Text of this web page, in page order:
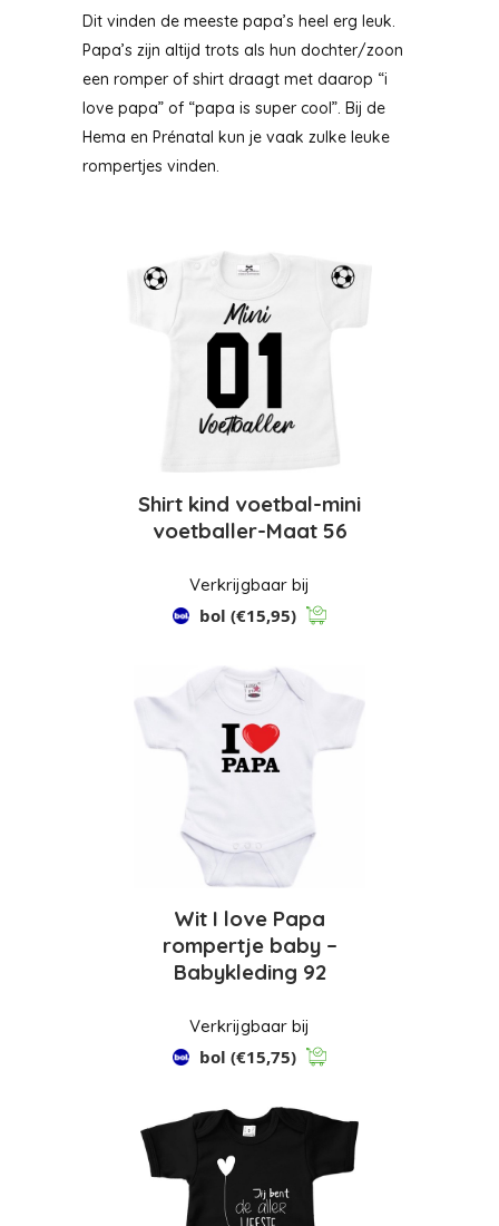
Dit vinden de meeste papa’s heel erg leuk.
Papa’s zijn altijd trots als hun dochter/zoon
een romper of shirt draagt met daarop “i
love papa” of “papa is super cool”. Bij de
Hema en Prénatal kun je vaak zulke leuke
rompertjes vinden.
Shirt kind voetbal-mini
voetballer-Maat 56
Verkrijgbaar bij
bol (€15,95)
Wit I love Papa
rompertje baby –
Babykleding 92
Verkrijgbaar bij
bol (€15,75)